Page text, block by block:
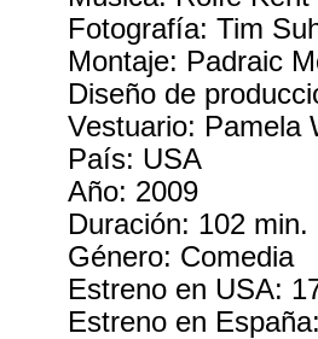
Fotografía: Tim
Montaje: Padraic
Diseño de
Vestuario: Pamela
País: USA
Año: 2009
Duración: 102 min.
Género: Comedia
Estreno en USA:
Estreno en